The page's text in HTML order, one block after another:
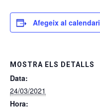
Afegeix al calendari
MOSTRA ELS DETALLS
Data:
24/03/2021
Hora: